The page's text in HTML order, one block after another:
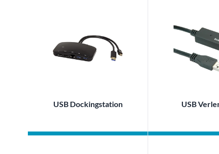
USB Dockingstation USB